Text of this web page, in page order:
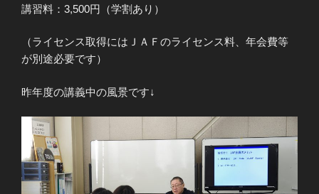
講習料：3,500円（学割あり）
（ライセンス取得にはＪＡＦのライセンス料、年会費等
が別途必要です）
昨年度の講義中の風景です↓